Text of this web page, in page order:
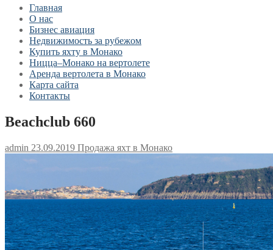
Главная
О нас
Бизнес авиация
Недвижимость за рубежом
Купить яхту в Монако
Ницца–Монако на вертолете
Аренда вертолета в Монако
Карта сайта
Контакты
Beachclub 660
admin 23.09.2019 Продажа яхт в Монако